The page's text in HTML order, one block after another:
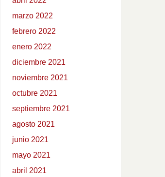
marzo 2022
febrero 2022
enero 2022
diciembre 2021
noviembre 2021
octubre 2021
septiembre 2021
agosto 2021
junio 2021
mayo 2021
abril 2021